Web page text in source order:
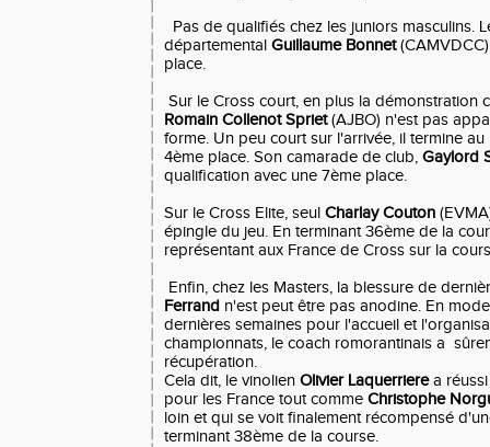
Pas de qualifiés chez les juniors masculins.
départemental Guillaume Bonnet
place.
Sur le Cross court, en plus la démonstration
Romain Collenot Spriet(AJBO) n'est pas
forme. Un peu court sur l'arrivée, il termine
4ème place. Son camarade de club, Gaylord
qualification avec une 7ème place.
Sur le Cross Elite, seul Charlay Couton
épingle du jeu. En terminant 36ème de la
représentant aux France de Cross sur la
Enfin, chez les Masters, la blessure de
Ferrand n'est peut être pas anodine. En
dernières semaines pour l'accueil et
championnats, le coach romorantinais a
récupération.
Cela dit, le vinolien Olivier Laquerrierea
pour les France tout comme Christophe
loin et qui se voit finalement récompensé
terminant 38ème de la course.